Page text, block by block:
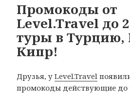
Промокоды от
Level.Travel до
туры в Турцию,
Кипр!
Друзья, уLevel.Travel
промокоды действующие до